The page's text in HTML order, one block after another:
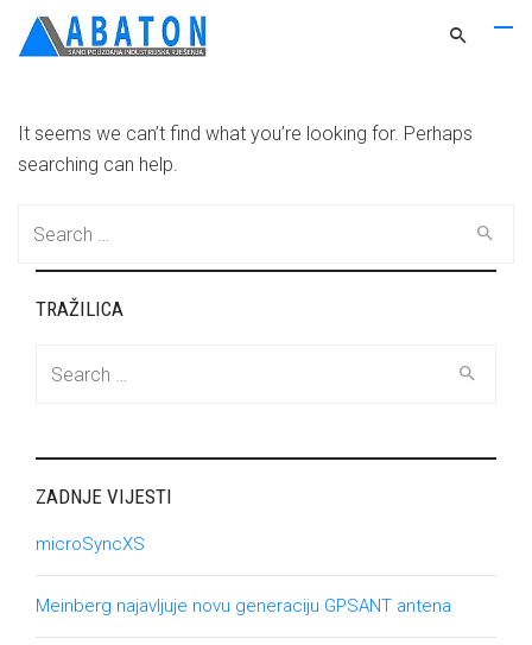
It seems we can’t find what you’re looking for. Perhaps
searching can help.
for:
TRAŽILICA
for:
ZADNJE VIJESTI
microSyncXS
Meinberg najavljuje novu generaciju GPSANT antena